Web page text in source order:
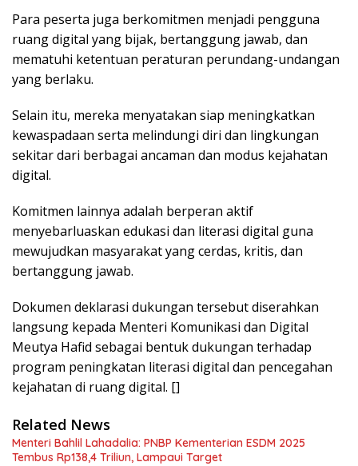
Para peserta juga berkomitmen menjadi pengguna
ruang digital yang bijak, bertanggung jawab, dan
mematuhi ketentuan peraturan perundang-undangan
yang berlaku.
Selain itu, mereka menyatakan siap meningkatkan
kewaspadaan serta melindungi diri dan lingkungan
sekitar dari berbagai ancaman dan modus kejahatan
digital.
Komitmen lainnya adalah berperan aktif
menyebarluaskan edukasi dan literasi digital guna
mewujudkan masyarakat yang cerdas, kritis, dan
bertanggung jawab.
Dokumen deklarasi dukungan tersebut diserahkan
langsung kepada Menteri Komunikasi dan Digital
Meutya Hafid sebagai bentuk dukungan terhadap
program peningkatan literasi digital dan pencegahan
kejahatan di ruang digital. []
Related News
Menteri Bahlil Lahadalia: PNBP Kementerian ESDM 2025
Tembus Rp138,4 Triliun, Lampaui Target